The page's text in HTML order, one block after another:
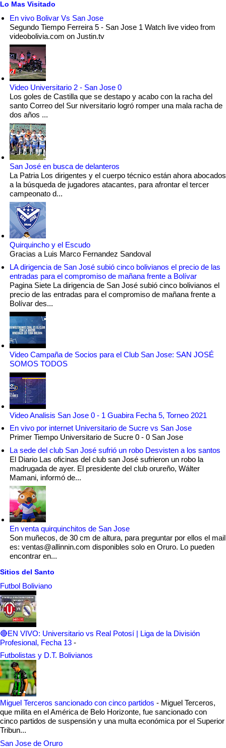
Lo Mas Visitado
En vivo Bolivar Vs San Jose
Segundo Tiempo Ferreira 5 - San Jose 1 Watch live video from
videobolivia.com on Justin.tv
Video Universitario 2 - San Jose 0
Los goles de Castilla que se destapo y acabo con la racha del
santo Correo del Sur niversitario logró romper una mala racha de
dos años ...
San José en busca de delanteros
La Patria Los dirigentes y el cuerpo técnico están ahora abocados
a la búsqueda de jugadores atacantes, para afrontar el tercer
campeonato d...
Quirquincho y el Escudo
Gracias a Luis Marco Fernandez Sandoval
LA dirigencia de San José subió cinco bolivianos el precio de las
entradas para el compromiso de mañana frente a Bolívar
Pagina Siete La dirigencia de San José subió cinco bolivianos el
precio de las entradas para el compromiso de mañana frente a
Bolívar des...
Video Campaña de Socios para el Club San Jose: SAN JOSÉ
SOMOS TODOS
Video Analisis San Jose 0 - 1 Guabira Fecha 5, Torneo 2021
En vivo por internet Universitario de Sucre vs San Jose
Primer Tiempo Universitario de Sucre 0 - 0 San Jose
La sede del club San José sufrió un robo Desvisten a los santos
El Diario Las oficinas del club san José sufrieron un robo la
madrugada de ayer. El presidente del club orureño, Wálter
Mamani, informó de...
En venta quirquinchitos de San Jose
Son muñecos, de 30 cm de altura, para preguntar por ellos el mail
es: ventas@allinnin.com disponibles solo en Oruro. Lo pueden
encontrar en...
Sitios del Santo
Futbol Boliviano
🔴EN VIVO: Universitario vs Real Potosí | Liga de la División
Profesional, Fecha 13 -
Futbolistas y D.T. Bolivianos
Miguel Terceros sancionado con cinco partidos - Miguel Terceros,
que milita en el América de Belo Horizonte, fue sancionado con
cinco partidos de suspensión y una multa económica por el Superior
Tribun...
San Jose de Oruro